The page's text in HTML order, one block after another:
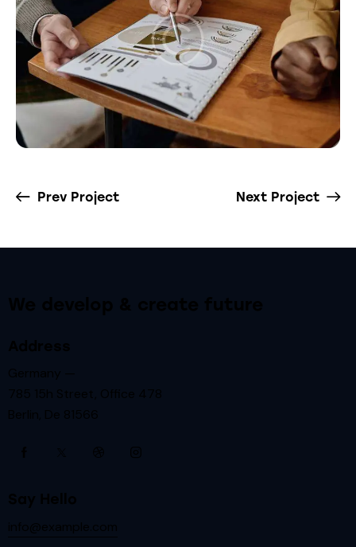
Prev Project Next Project